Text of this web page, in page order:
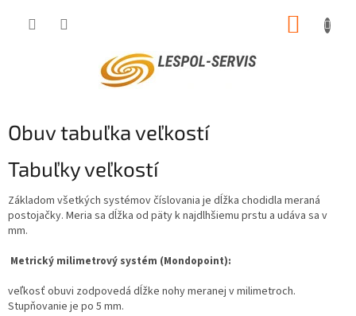
Obuv tabuľka veľkostí
Tabuľky veľkostí
Základom všetkých systémov číslovania je dĺžka chodidla meraná
postojačky. Meria sa dĺžka od päty k najdlhšiemu prstu a udáva sa v
mm.
Metrický milimetrový systém (Mondopoint):
veľkosť obuvi zodpovedá dĺžke nohy meranej v milimetroch.
Stupňovanie je po 5 mm.